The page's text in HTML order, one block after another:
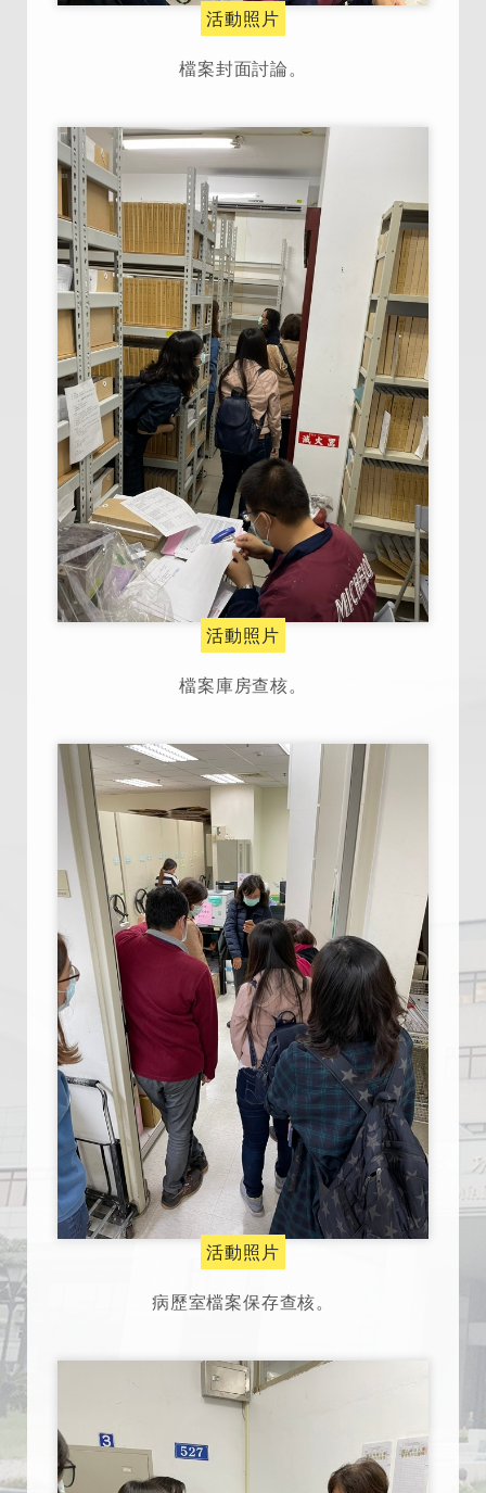
活動照片
檔案封面討論。
活動照片
檔案庫房查核。
活動照片
病歷室檔案保存查核。